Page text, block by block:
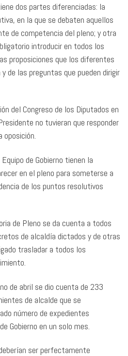
dos partes diferenciadas: la
en la que se debaten aquellos
de competencia del pleno; y otra
introducir en todos los
proposiciones que los diferentes
de las preguntas que pueden dirigir
del Congreso de los Diputados en
no tuvieran que responder
oposición.
de Gobierno tienen la
en el pleno para someterse a
de los puntos resolutivos
de Pleno se da cuenta a todos
de alcaldía dictados y de otras
trasladar a todos los
de abril se dio cuenta de 233
de alcalde que se
número de expedientes
Gobierno en un solo mes.
ser perfectamente